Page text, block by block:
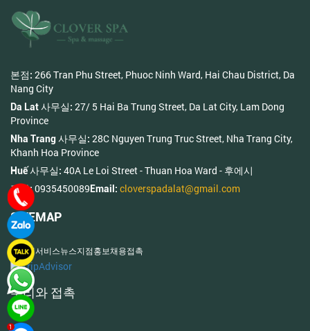
본점: 266 Tran Phu Street, Phuoc Ninh Ward, Hai Chau District, Da
Nang City
Da Lat 사무실: 27/ 5 Hai Ba Trung Street, Da Lat City, Lam Dong
Province
Nha Trang 사무실: 28C Nguyen Trung Truc Street, Nha Trang City,
Khanh Hoa Province
Huế 사무실: 40A Le Loi Street - Thuan Hoa Ward - 후에시
전화:0935450089 Email: cloverspadalat@gmail.com
SITEMAP
홈소개서비스뉴스지점홍보채용접촉
우리와 접촉